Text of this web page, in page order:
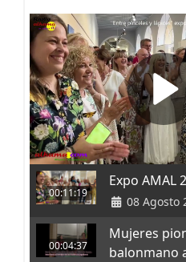
00:11:19
Expo AMAL
08 Agosto
00:04:37
Mujeres
balonmano